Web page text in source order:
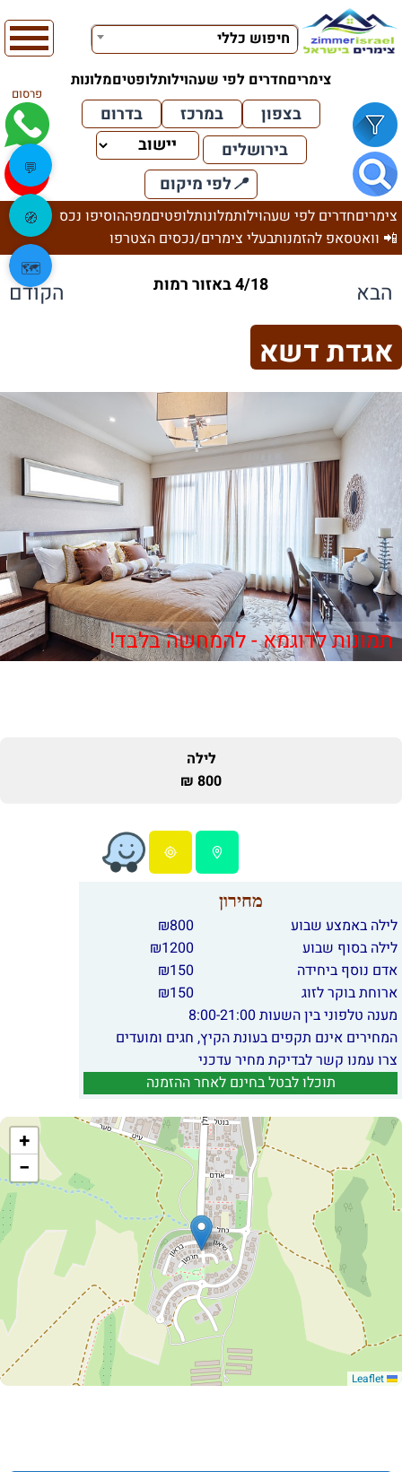
חיפוש כללי
צימריםחדרים לפי שעהוילותלופטיםמלונות
פרסום
בצפון במרכז
בדרום
בירושלים
📍לפי מיקום
צימריםחדרים לפי שעהוילותמלונותלופטיםמפההוסיפו נכס
📲 וואטסאפ להזמנותבעלי צימרים/נכסים הצטרפו
הבא 4/18 באזור רמות הקודם
אגדת דשא
תמונות לדוגמא - להמחשה בלבד!
לילה
800 ₪
מחירון
לילה באמצע שבוע 800
₪
לילה בסוף שבוע
1200
₪
אדם נוסף ביחידה
150
₪
ארוחת בוקר לזוג
150
₪
מענה טלפוני בין השעות 8:00-21:00
המחירים אינם תקפים בעונת הקיץ, חגים ומועדים
צרו עמנו קשר לבדיקת מחיר עדכני
תוכלו לבטל בחינם לאחר ההזמנה
+
−
💬
🧭
🗺️